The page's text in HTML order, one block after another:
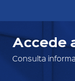
Accede
Consulta